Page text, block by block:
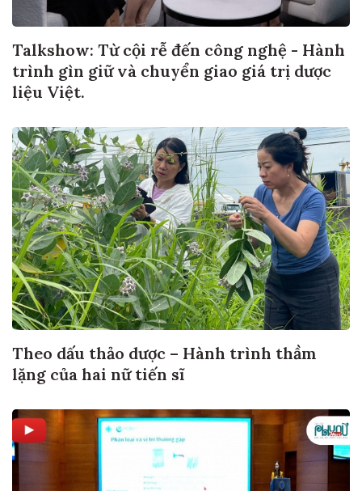
Talkshow: Từ cội rễ đến công nghệ - Hành
trình gìn giữ và chuyển giao giá trị dược
liệu Việt.
Theo dấu thảo dược – Hành trình thầm
lặng của hai nữ tiến sĩ